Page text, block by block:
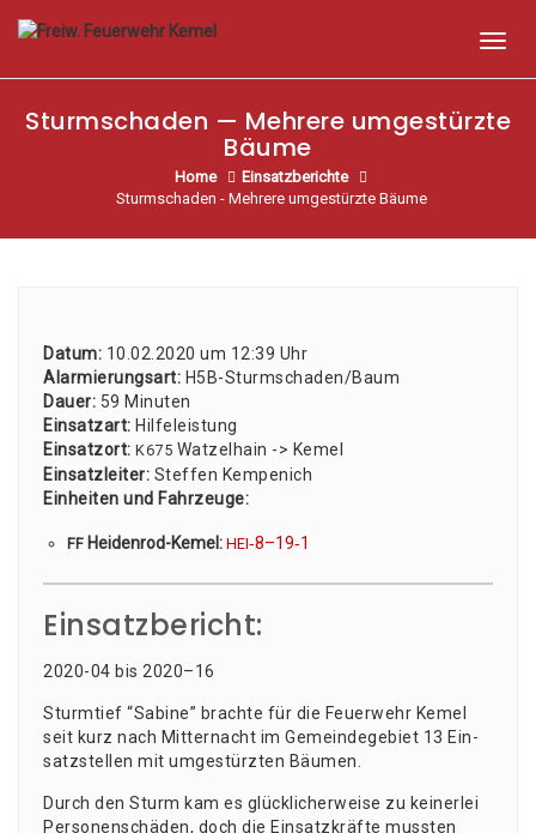
Sturmschaden — Mehrere umgestürzte
Bäume
Home
Einsatzberichte
Sturmschaden - Mehrere umgestürzte Bäume
Datum: 10.02.2020 um 12:39 Uhr
Alar­mie­rungs­art: H5B-Sturm­scha­den/­Baum
Dau­er: 59 Minu­ten
Ein­satz­art: Hil­fe­leis­tung
Ein­satz­ort: K675 Wat­zel­hain -> Kemel
Ein­satz­lei­ter: Stef­fen Kem­pe­nich
Ein­hei­ten und Fahr­zeu­ge:
FF Hei­den­rod-Kemel: HEI‑8–19‑1
Einsatzbericht:
2020-04 bis 2020–16
Sturm­tief “Sabi­ne” brach­te für die Feu­er­wehr Kemel
seit kurz nach Mit­ter­nacht im Gemein­de­ge­biet 13 Ein­
satz­stel­len mit umge­stürz­ten Bäumen.
Durch den Sturm kam es glück­li­cher­wei­se zu kei­ner­lei
Per­so­nen­schä­den, doch die Ein­satz­kräf­te muss­ten